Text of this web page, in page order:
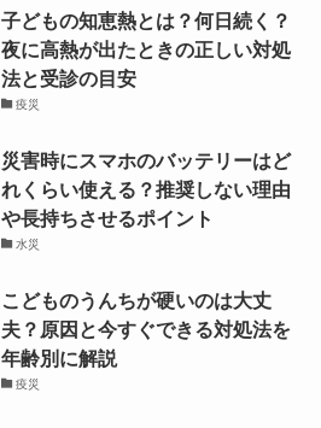
子どもの知恵熱とは？何日続く？
夜に高熱が出たときの正しい対処
法と受診の目安
疫災
災害時にスマホのバッテリーはど
れくらい使える？推奨しない理由
や長持ちさせるポイント
水災
こどものうんちが硬いのは大丈
夫？原因と今すぐできる対処法を
年齢別に解説
疫災